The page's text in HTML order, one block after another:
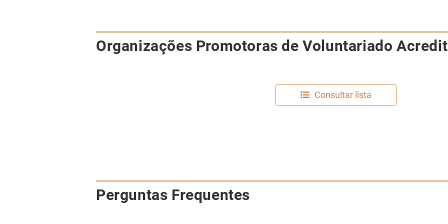
​Organizações Promotoras de Voluntariado
Consultar lista
Perguntas Frequentes